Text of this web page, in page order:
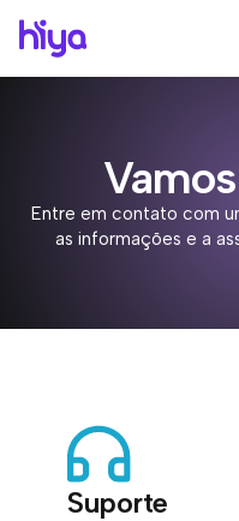
Entre em contato com
as informações e a
Suporte